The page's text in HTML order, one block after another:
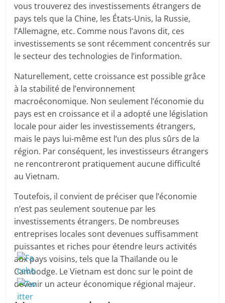
vous trouverez des investissements étrangers de
pays tels que la Chine, les États-Unis, la Russie,
l’Allemagne, etc. Comme nous l’avons dit, ces
investissements se sont récemment concentrés sur
le secteur des technologies de l’information.
Naturellement, cette croissance est possible grâce
à la stabilité de l’environnement
macroéconomique. Non seulement l’économie du
pays est en croissance et il a adopté une législation
locale pour aider les investissements étrangers,
mais le pays lui-même est l’un des plus sûrs de la
région. Par conséquent, les investisseurs étrangers
ne rencontreront pratiquement aucune difficulté
au Vietnam.
Toutefois, il convient de préciser que l’économie
n’est pas seulement soutenue par les
investissements étrangers. De nombreuses
entreprises locales sont devenues suffisamment
puissantes et riches pour étendre leurs activités
aux pays voisins, tels que la Thaïlande ou le
Cambodge. Le Vietnam est donc sur le point de
devenir un acteur économique régional majeur.